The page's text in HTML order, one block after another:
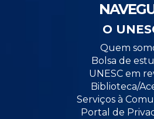
O
Quem
Bolsa de
UNESC em
Biblioteca/
Serviços à
Portal de